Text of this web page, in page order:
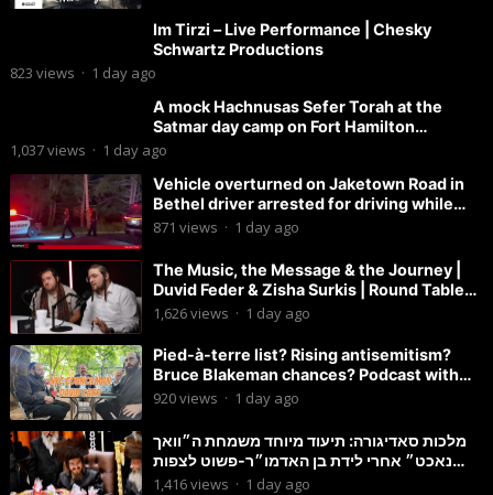
Im Tirzi – Live Performance | Chesky
Schwartz Productions
823 views · 1 day ago
A mock Hachnusas Sefer Torah at the
Satmar day camp on Fort Hamilton
Parkway.
1,037views · 1 day ago
Vehicle overturned on Jaketown Road in
Bethel driver arrested for driving while
intoxicated.
871 views · 1 day ago
The Music, the Message & the Journey |
Duvid Feder & Zisha Surkis | Round Table
#11
1,626views · 1 day ago
Pied-à-terre list? Rising antisemitism?
Bruce Blakeman chances? Podcast with
Councilman David Carr!
920views · 1 day ago
מלכות סאדיגורה: תיעוד מיוחד משמחת ה״וואך
נאכט״ אחרי לידת בן האדמו״ר-פשוט לצפות
ולהנות
1,416views · 1 day ago